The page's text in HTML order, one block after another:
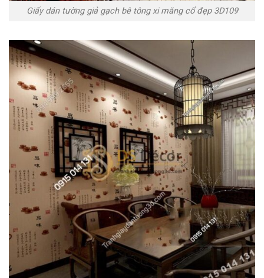
Giấy dán tường giả gạch bê tông xi măng cổ đẹp 3D109